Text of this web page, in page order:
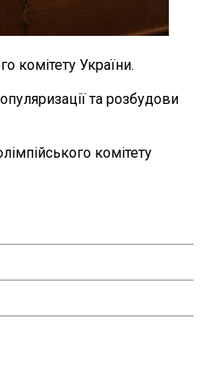
комітету України.
та розбудови
комітету